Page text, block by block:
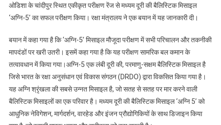
ओडिशा के चांदीपुर स्थित एकीकृत परीक्षण रेंज से मध्यम दूरी की बैलिस्टिक मिसाइल
‘अग्नि-5’ का सफल परीक्षण किया। रक्षा मंत्रालय ने एक बयान में यह जानकारी दी।
बयान में कहा गया है कि ‘अग्नि-5’ मिसाइल मौजूदा परीक्षण में सभी परिचालन और तकनीकी
मापदंडों पर खरी उतरी। इसमें कहा गया है कि यह परीक्षण सामरिक बल कमान के
तत्वावधान में किया गया।अग्नि-5 एक लंबी दूरी की, परमाणु-सक्षम बैलिस्टिक मिसाइल है
जिसे भारत के रक्षा अनुसंधान एवं विकास संगठन (DRDO) द्वारा विकसित किया गया है।
यह अग्नि श्रृंखला की सबसे उन्नत मिसाइल है, जो सतह से सतह पर मार करने वाली
बैलिस्टिक मिसाइलों का एक परिवार है। मध्यम दूरी की बैलिस्टिक मिसाइल ‘अग्नि 5’ को
आधुनिक नेविगेशन, मार्गदर्शन, वारहेड और इंजन प्रौद्योगिकियों के साथ डिजाइन किया